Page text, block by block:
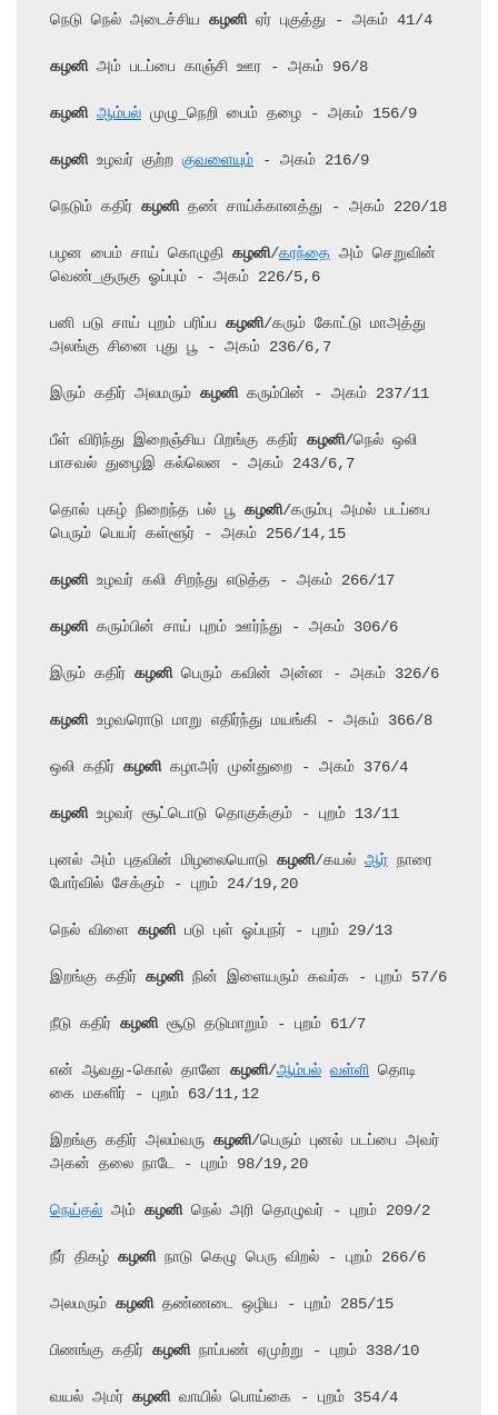
நெடு நெல் அடைச்சிய கழனி
கழனி
கழனி ஆம்பல்
கழனி உழவர் குற்ற குவளையும் - அகம் 216/9
நெடும் கதிர் கழனி தண் சாய்க்கானத்து - அகம் 220/18
பழன பைம் சாய் கொழுதி கழனி/கரந்தை அம் செறுவின்
வெண்_குருகு ஓப்பும் - அகம் 226/5,6
பனி படு சாய் புறம் பரிப்ப கழனி/கரும் கோட்டு மாஅத்து
அலங்கு சினை புது பூ - அகம் 236/6,7
இரும் கதிர் அலமரும் கழனி கரும்பின் - அகம் 237/11
பீள் விரிந்து இறைஞ்சிய பிறங்கு கதிர் கழனி/நெல் ஒலி
பாசவல் துழைஇ கல்லென - அகம் 243/6,7
தொல் புகழ் நிறைந்த பல் பூ கழனி/கரும்பு அமல் படப்பை
கழனி
கழனி கரும்பின் சாய் புறம் ஊர்ந்து - அகம் 306/6
இரும் கதிர் கழனி
கழனி உழவரொடு மாறு எதிர்ந்து மயங்கி - அகம் 366/8
ஒலி கதிர் கழனி
கழனி உழவர் சூட்டொடு தொகுக்கும் - புறம் 13/11
புனல் அம் புதவின் மிழலையொடு கழனி/கயல் ஆர் நாரை
போர்வில் சேக்கும் - புறம் 24/19,20
நெல் விளை கழனி படு புள் ஓப்புநர் - புறம் 29/13
இறங்கு கதிர் கழனி நின் இளையரும் கவர்க - புறம் 57/6
நீடு கதிர் கழனி சூடு தடுமாறும் - புறம் 61/7
என் ஆவது-கொல் தானே கழனி/ஆம்பல் வள்ளி தொடி
கை மகளிர் - புறம் 63/11,12
இறங்கு கதிர் அலம்வரு கழனி/பெரும் புனல் படப்பை அவர்
அகன் தலை நாடே - புறம் 98/19,20
நெய்தல் அம் கழனி நெல் அரி தொழுவர் - புறம் 209/2
நீர் திகழ் கழனி நாடு கெழு பெரு விறல் - புறம் 266/6
அலமரும் கழனி தண்ணடை ஒழிய - புறம் 285/15
பிணங்கு கதிர் கழனி நாப்பண் ஏமுற்று - புறம் 338/10
வயல் அமர் கழனி வாயில் பொய்கை - புறம் 354/4